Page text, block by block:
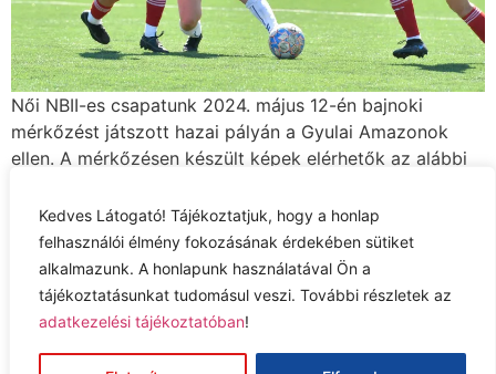
Kedves Látogató! Tájékoztatjuk, hogy a honlap
felhasználói élmény fokozásának érdekében sütiket
alkalmazunk. A honlapunk használatával Ön a
tájékoztatásunkat tudomásul veszi. További részletek az
adatkezelési tájékoztatóban!
Női NBII-es csapatunk 2024. május 12-én bajnoki
mérkőzést játszott hazai pályán a Gyulai Amazonok
ellen. A mérkőzésen készült képek elérhetők az alábbi
Adatkezelési tájékoztató
Jog nyilatkozat